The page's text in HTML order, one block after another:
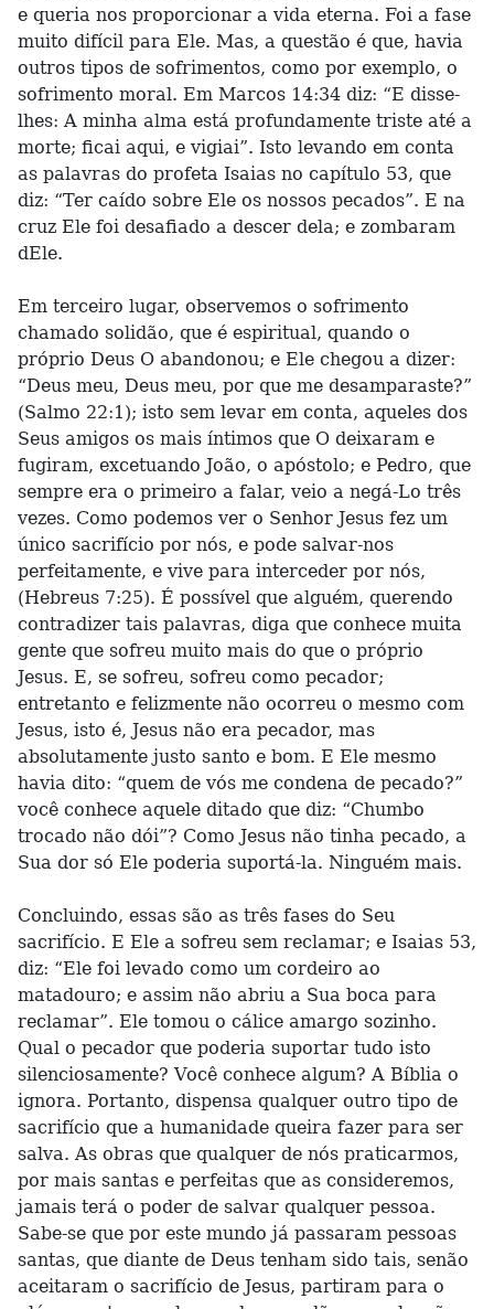
e queria nos proporcionar a vida eterna. Foi a fase
muito difícil para Ele. Mas, a questão é que, havia
outros tipos de sofrimentos, como por exemplo, o
sofrimento moral. Em Marcos 14:34 diz: “E disse-
lhes: A minha alma está profundamente triste até a
morte; ficai aqui, e vigiai”. Isto levando em conta
as palavras do profeta Isaias no capítulo 53, que
diz: “Ter caído sobre Ele os nossos pecados”. E na
cruz Ele foi desafiado a descer dela; e zombaram
dEle.
Em terceiro lugar, observemos o sofrimento
chamado solidão, que é espiritual, quando o
próprio Deus O abandonou; e Ele chegou a dizer:
“Deus meu, Deus meu, por que me desamparaste?”
(Salmo 22:1); isto sem levar em conta, aqueles dos
Seus amigos os mais íntimos que O deixaram e
fugiram, excetuando João, o apóstolo; e Pedro, que
sempre era o primeiro a falar, veio a negá-Lo três
vezes. Como podemos ver o Senhor Jesus fez um
único sacrifício por nós, e pode salvar-nos
perfeitamente, e vive para interceder por nós,
(Hebreus 7:25). É possível que alguém, querendo
contradizer tais palavras, diga que conhece muita
gente que sofreu muito mais do que o próprio
Jesus. E, se sofreu, sofreu como pecador;
entretanto e felizmente não ocorreu o mesmo com
Jesus, isto é, Jesus não era pecador, mas
absolutamente justo santo e bom. E Ele mesmo
havia dito: “quem de vós me condena de pecado?”
você conhece aquele ditado que diz: “Chumbo
trocado não dói”? Como Jesus não tinha pecado, a
Sua dor só Ele poderia suportá-la. Ninguém mais.
Concluindo, essas são as três fases do Seu
sacrifício. E Ele a sofreu sem reclamar; e Isaias 53,
diz: “Ele foi levado como um cordeiro ao
matadouro; e assim não abriu a Sua boca para
reclamar”. Ele tomou o cálice amargo sozinho.
Qual o pecador que poderia suportar tudo isto
silenciosamente? Você conhece algum? A Bíblia o
ignora. Portanto, dispensa qualquer outro tipo de
sacrifício que a humanidade queira fazer para ser
salva. As obras que qualquer de nós praticarmos,
por mais santas e perfeitas que as consideremos,
jamais terá o poder de salvar qualquer pessoa.
Sabe-se que por este mundo já passaram pessoas
santas, que diante de Deus tenham sido tais, senão
aceitaram o sacrifício de Jesus, partiram para o